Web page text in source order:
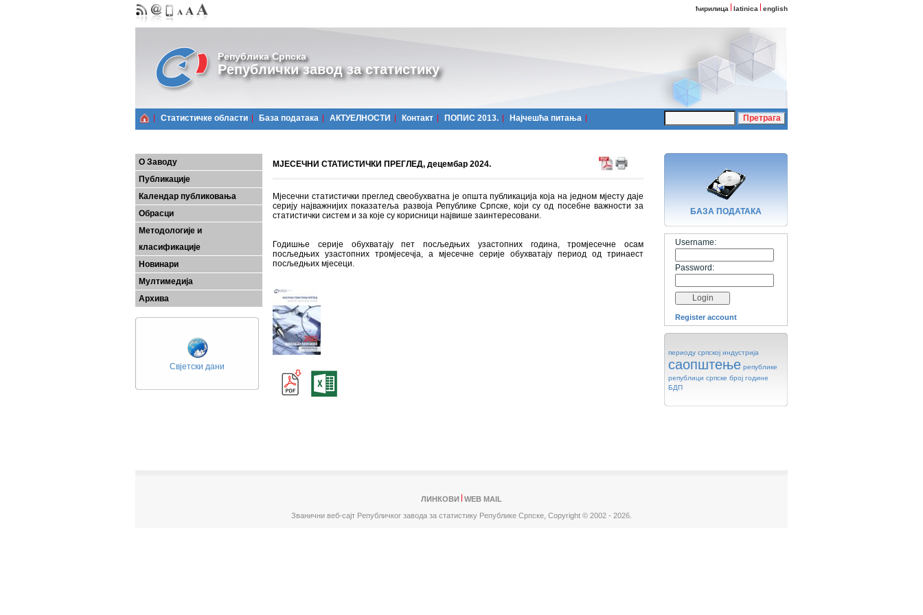
ћирилица latinica english
Република Српска
Републички завод за статистику
Статистичке области Базa података АКТУЕЛНОСТИ Контакт ПОПИС 2013. Најчешћa питања
О Заводу
Публикације
Календар публиковања
Обрасци
Методологије и
класификације
Новинари
Мултимедија
Архива
Свјетски дани
МЈЕСЕЧНИ СТАТИСТИЧКИ ПРЕГЛЕД, децембар 2024.
Мјесечни статистички преглед свеобухватна је општа публикација која на једном мјесту даје
серију најважнијих показатеља развоја Републике Српске, који су од посебне важности за
статистички систем и за које су корисници највише заинтересовани.
Годишње серије обухватају пет посљедњих узастопних година, тромјесечне осам
посљедњих узастопних тромјесечја, а мјесечне серије обухватају период од тринаест
посљедњих мјесеци.
БАЗA ПОДАТАКА
Username:
Password:
Register account
периоду српској индустрија
саопштење републике
републици српске број године
БДП
ЛИНКОВИ
WEB MAIL
Званични веб-сајт Републичког завода за статистику Републике Српске, Copyright © 2002 - 2026.